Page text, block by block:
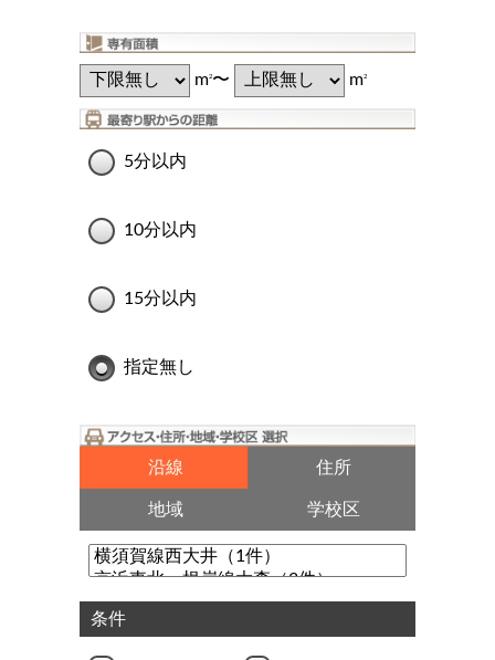
m2〜 m2
5分以内
10分以内
15分以内
指定無し
沿線 住所
地域 学校区
条件